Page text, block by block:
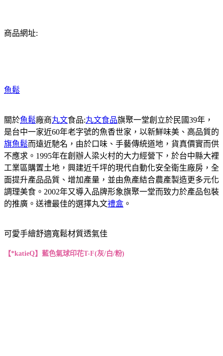
商品網址:
魚鬆
關於魚鬆廠商丸文食品:丸文食品旗聚一堂創立於民國39年，
是台中一家近60年老字號的魚香世家，以新鮮味美、高品質的
旗魚鬆而遠近馳名，由於口味、手藝傳統道地，貨真價實而供
不應求。1995年在創辦人梁火村的大力經營下，於台中縣大裡
工業區購置土地，興建近千坪的現代自動化安全衛生廠房，全
面提升產品品質、增加產量，並由魚產結合農產製造更多元化
調理美食。2002年又導入品牌形象旗聚一堂而致力於產品包裝
的推廣。送禮最佳的選擇丸文禮盒 。
可愛手繪舒適寬鬆材質透氣佳
【*katieQ】藍色氣球印花T-F(灰/白/粉)